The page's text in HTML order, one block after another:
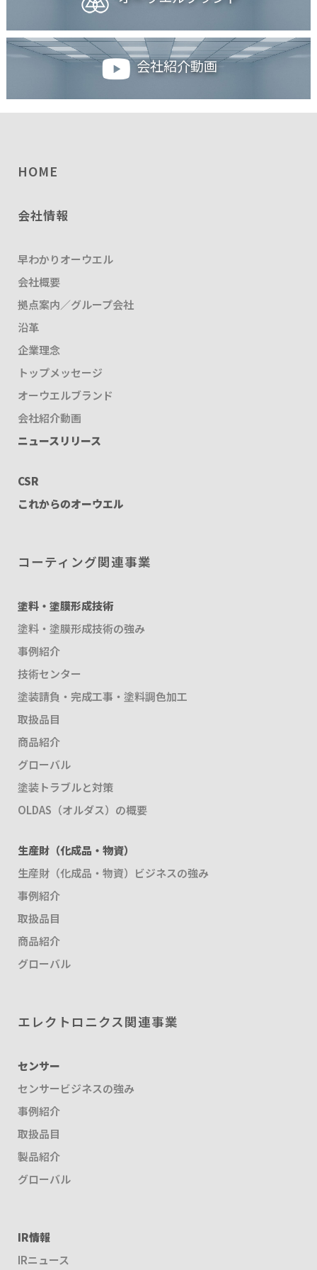
会社紹介動画
HOME
会社情報
早わかりオーウエル
会社概要
拠点案内／グループ会社
沿革
企業理念
トップメッセージ
オーウエルブランド
会社紹介動画
ニュースリリース
CSR
これからのオーウエル
コーティング関連事業
塗料・塗膜形成技術
塗料・塗膜形成技術の強み
事例紹介
技術センター
塗装請負・完成工事・塗料調色加工
取扱品目
商品紹介
グローバル
塗装トラブルと対策
OLDAS（オルダス）の概要
生産財（化成品・物資）
生産財（化成品・物資）ビジネスの強み
事例紹介
取扱品目
商品紹介
グローバル
エレクトロニクス関連事業
センサー
センサービジネスの強み
事例紹介
取扱品目
製品紹介
グローバル
IR情報
IRニュース